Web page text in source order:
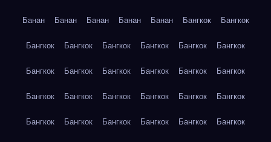
Банан Банан Банан Банан Банан Бангкок Бангкок
Бангкок Бангкок Бангкок Бангкок Бангкок Бангкок
Бангкок Бангкок Бангкок Бангкок Бангкок Бангкок
Бангкок Бангкок Бангкок Бангкок Бангкок Бангкок
Бангкок Бангкок Бангкок Бангкок Бангкок Бангкок